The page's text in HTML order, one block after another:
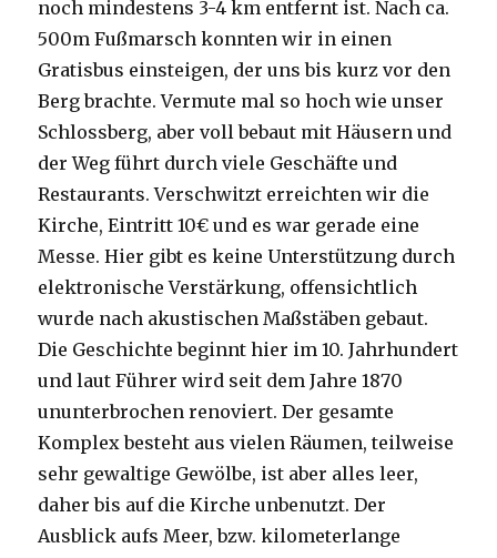
noch mindestens 3-4 km entfernt ist. Nach ca.
500m Fußmarsch konnten wir in einen
Gratisbus einsteigen, der uns bis kurz vor den
Berg brachte. Vermute mal so hoch wie unser
Schlossberg, aber voll bebaut mit Häusern und
der Weg führt durch viele Geschäfte und
Restaurants. Verschwitzt erreichten wir die
Kirche, Eintritt 10€ und es war gerade eine
Messe. Hier gibt es keine Unterstützung durch
elektronische Verstärkung, offensichtlich
wurde nach akustischen Maßstäben gebaut.
Die Geschichte beginnt hier im 10. Jahrhundert
und laut Führer wird seit dem Jahre 1870
ununterbrochen renoviert. Der gesamte
Komplex besteht aus vielen Räumen, teilweise
sehr gewaltige Gewölbe, ist aber alles leer,
daher bis auf die Kirche unbenutzt. Der
Ausblick aufs Meer, bzw. kilometerlange